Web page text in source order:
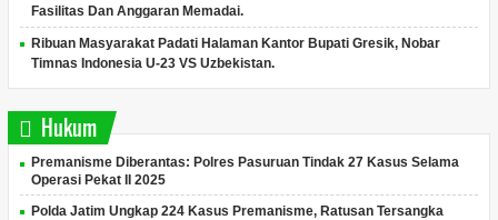
Fasilitas Dan Anggaran Memadai.
Ribuan Masyarakat Padati Halaman Kantor Bupati Gresik, Nobar
Timnas Indonesia U-23 VS Uzbekistan.
Hukum
Premanisme Diberantas: Polres Pasuruan Tindak 27 Kasus Selama
Operasi Pekat II 2025
Polda Jatim Ungkap 224 Kasus Premanisme, Ratusan Tersangka